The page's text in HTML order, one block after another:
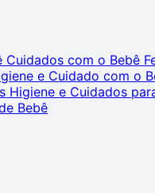
Cuidados com o Bebê
e Cuidado com o
Higiene e Cuidados
Bebê